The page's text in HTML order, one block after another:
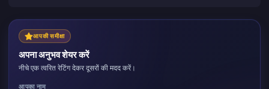
आपकी समीक्षा
अपना अनुभव शेयर करें
नीचे एक त्वरित रेटिंग देकर दूसरों की मदद करें।
आपका नाम